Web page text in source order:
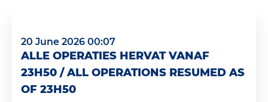
20 June 2026 00:07
ALLE OPERATIES HERVAT VANAF
23H50 / ALL OPERATIONS RESUMED AS
OF 23H50